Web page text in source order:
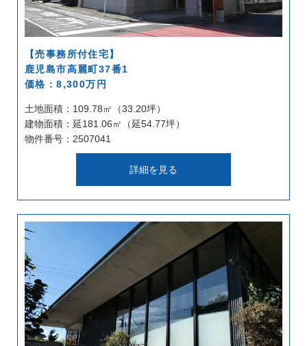
【売事務所付住宅】
鹿児島市高麗町37番1
価格：8,300万円
土地面積：109.78㎡（33.20坪）
建物面積：延181.06㎡（延54.77坪）
物件番号：2507041
詳細を見る